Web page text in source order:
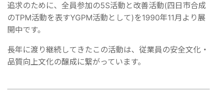
追求のために、全員参加の5S活動と改善活動(四日市合成
のTPM活動を表すYGPM活動として)を1990年11月より展
開中です。
長年に渡り継続してきたこの活動は、従業員の安全文化・
品質向上文化の醸成に繋がっています。